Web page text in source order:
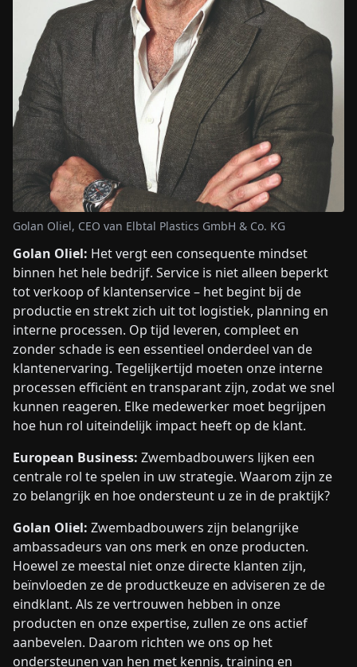
Golan Oliel, CEO van Elbtal Plastics GmbH & Co. KG
Golan Oliel: Het vergt een consequente mindset
binnen het hele bedrijf. Service is niet alleen beperkt
tot verkoop of klantenservice – het begint bij de
productie en strekt zich uit tot logistiek, planning en
interne processen. Op tijd leveren, compleet en
zonder schade is een essentieel onderdeel van de
klantenervaring. Tegelijkertijd moeten onze interne
processen efficiënt en transparant zijn, zodat we snel
kunnen reageren. Elke medewerker moet begrijpen
hoe hun rol uiteindelijk impact heeft op de klant.
European Business: Zwembadbouwers lijken een
centrale rol te spelen in uw strategie. Waarom zijn ze
zo belangrijk en hoe ondersteunt u ze in de praktijk?
Golan Oliel: Zwembadbouwers zijn belangrijke
ambassadeurs van ons merk en onze producten.
Hoewel ze meestal niet onze directe klanten zijn,
beïnvloeden ze de productkeuze en adviseren ze de
eindklant. Als ze vertrouwen hebben in onze
producten en onze expertise, zullen ze ons actief
aanbevelen. Daarom richten we ons op het
ondersteunen van hen met kennis, training en